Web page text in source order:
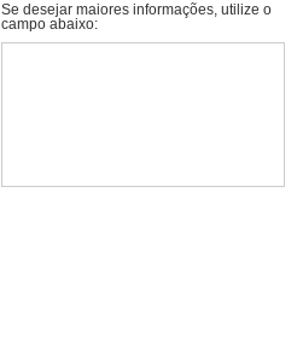
Se desejar maiores informações, utilize o
campo abaixo: